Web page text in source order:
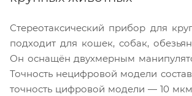
Стереотаксический прибор для
подходит для кошек, собак,
Он оснащён двухмерным
Точность нецифровой модели
точность цифровой модели — 10